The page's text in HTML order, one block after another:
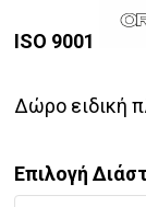
ISO 9001
Δώρο ειδική
Επιλογή